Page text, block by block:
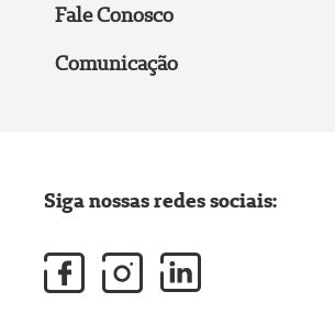
Fale Conosco
Comunicação
Siga nossas redes sociais: